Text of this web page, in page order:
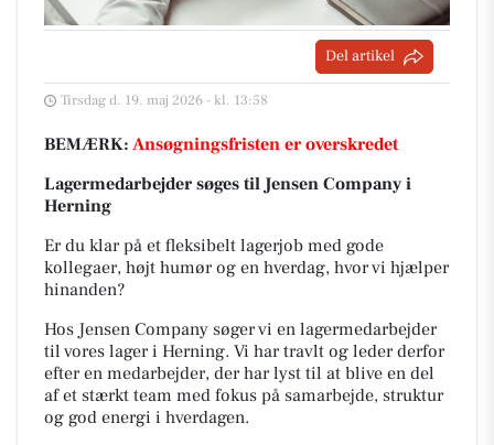
Del artikel
Tirsdag d. 19. maj 2026 - kl. 13:58
BEMÆRK: Ansøgningsfristen er overskredet
Lagermedarbejder søges til Jensen Company i
Herning
Er du klar på et fleksibelt lagerjob med gode
kollegaer, højt humør og en hverdag, hvor vi hjælper
hinanden?
Hos Jensen Company søger vi en lagermedarbejder
til vores lager i Herning. Vi har travlt og leder derfor
efter en medarbejder, der har lyst til at blive en del
af et stærkt team med fokus på samarbejde, struktur
og god energi i hverdagen.